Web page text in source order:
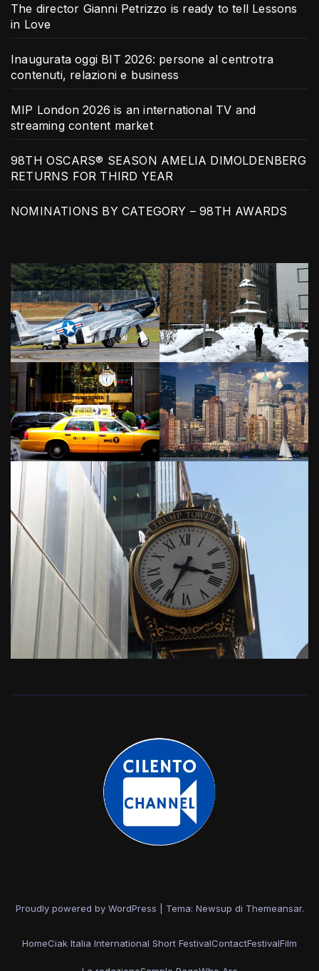
The director Gianni Petrizzo is ready to tell Lessons
in Love
Inaugurata oggi BIT 2026: persone al centrotra
contenuti, relazioni e business
MIP London 2026 is an international TV and
streaming content market
98TH OSCARS® SEASON AMELIA DIMOLDENBERG
RETURNS FOR THIRD YEAR
NOMINATIONS BY CATEGORY – 98TH AWARDS
Proudly powered by WordPress Tema: Newsup di Themeansar.
HomeCiak Italia International Short FestivalContactFestivalFilm